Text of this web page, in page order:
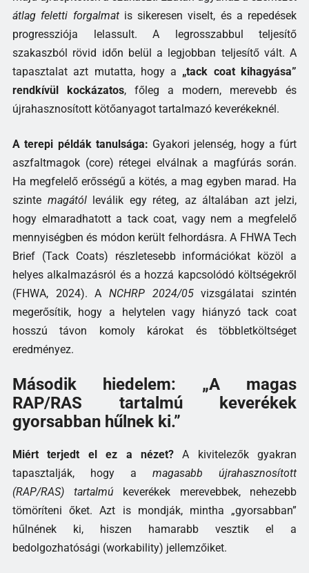
átlag feletti forgalmatis sikeresen viselt, és a repedések
progressziója lelassult. A legrosszabbul teljesítő
szakaszból rövid időn belül a legjobban teljesítő vált. A
tapasztalat azt mutatta, hogy a „tack coat kihagyása”
rendkívül kockázatos, főleg a modern, merevebb és
újrahasznosított kötőanyagot tartalmazó keverékeknél.
A terepi példák tanulsága: Gyakori jelenség, hogy a fúrt
aszfaltmagok (core) rétegei elválnak a magfúrás során.
Ha megfelelő erősségű a kötés, a mag egyben marad. Ha
szinte magátólleválik egy réteg, az általában azt jelzi,
hogy elmaradhatott a tack coat, vagy nem a megfelelő
mennyiségben és módon került felhordásra. A FHWA Tech
Brief (Tack Coats) részletesebb információkat közöl a
helyes alkalmazásról és a hozzá kapcsolódó költségekről
(FHWA, 2024). A NCHRP 2024/05vizsgálatai szintén
megerősítik, hogy a helytelen vagy hiányzó tack coat
hosszú távon komoly károkat és többletköltséget
eredményez.
Második hiedelem: „A magas
RAP/RAS tartalmú keverékek
gyorsabban hűlnek ki.”
Miért terjedt el ez a nézet?A kivitelezők gyakran
tapasztalják, hogy a magasabb újrahasznosított
(RAP/RAS) tartalmú keverékek merevebbek, nehezebb
tömöríteni őket. Azt is mondják, mintha „gyorsabban”
hűlnének ki, hiszen hamarabb vesztik el a
bedolgozhatósági (workability) jellemzőiket.